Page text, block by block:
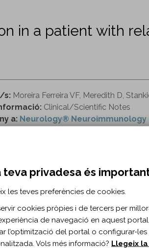
in a patient with
s: Moreira Ferreira VF, Meredith D,
Clinical/Scientific Notes
a: Neurology®
BIBLIOGRÀFICA
2019
Neuroimmunol Neuroinflamm.
de document:Article
del document: Anglès
teva privadesa és
les teves preferències de cookies.
cookies pròpies i de tercers per
de navegació en aquest
l’optimització del portal o configurar-les
Vols més informació? Llegeix